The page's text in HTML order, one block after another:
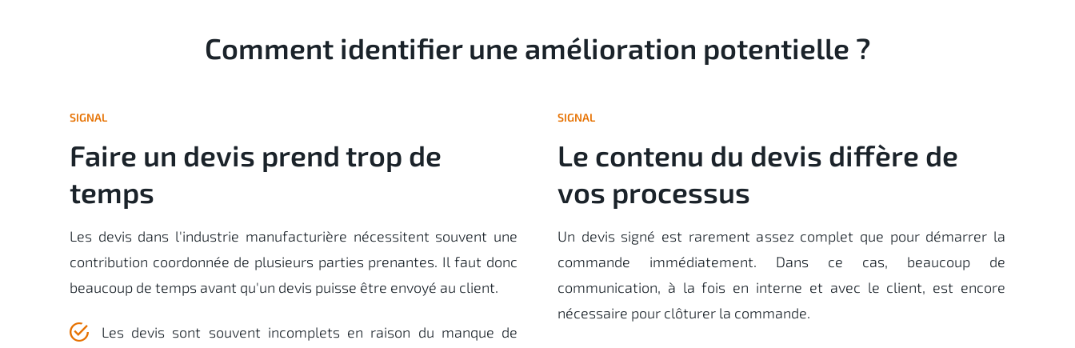
Comment identifier une amélioration potentielle ?
SIGNAL
Faire un devis prend trop de
temps
Les devis dans l'industrie manufacturière nécessitent souvent une
contribution coordonnée de plusieurs parties prenantes. Il faut donc
beaucoup de temps avant qu'un devis puisse être envoyé au client.
Les devis sont souvent incomplets en raison du manque de
SIGNAL
Le contenu du devis diffère de
vos processus
Un devis signé est rarement assez complet que pour démarrer la
commande immédiatement. Dans ce cas, beaucoup de
communication, à la fois en interne et avec le client, est encore
nécessaire pour clôturer la commande.